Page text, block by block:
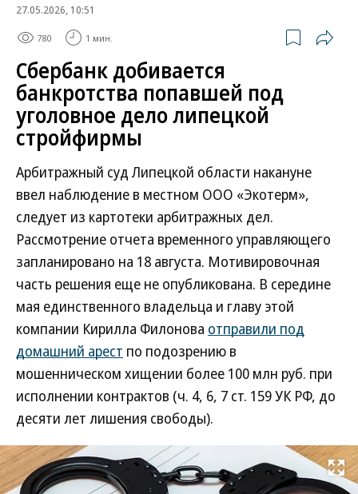
27.05.2026, 10:51
780 1 мин.
Сбербанк добивается
банкротства попавшей под
уголовное дело липецкой
стройфирмы
Арбитражный суд Липецкой области накануне
ввел наблюдение в местном ООО «Экотерм»,
следует из картотеки арбитражных дел.
Рассмотрение отчета временного управляющего
запланировано на 18 августа. Мотивировочная
часть решения еще не опубликована. В середине
мая единственного владельца и главу этой
компании Кирилла Филонова отправили под
домашний арест по подозрению в
мошенническом хищении более 100 млн руб. при
исполнении контрактов (ч. 4, 6, 7 ст. 159 УК РФ, до
десяти лет лишения свободы).
Развернуть